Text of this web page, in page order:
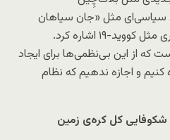
مثل «جان سیاهان
اهمیت دارد» یا بیماری‌ِ عالم‌گیری مثل کووید-۱۹ اشاره کرد.
که از این بی‌نظمی‌ها برای ایجاد
و اجازه ندهیم که نظام
کل کره‌ی زمین